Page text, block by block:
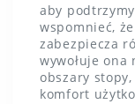
aby
wspomnieć,
zabezpiecza
wywołuje
obszary
komfort